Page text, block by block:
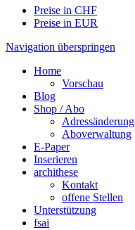
Preise in CHF
Preise in EUR
Navigation überspringen
Home
Vorschau
Blog
Shop / Abo
Adressänderung
Aboverwaltung
E-Paper
Inserieren
archithese
Kontakt
offene Stellen
Unterstützung
fsai